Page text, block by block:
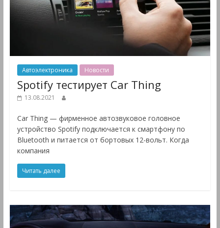
Автоэлектроника Новости
Spotify тестирует Car Thing
13.08.2021
Car Thing — фирменное автозвуковое головное
устройство Spotify подключается к смартфону по
Bluetooth и питается от бортовых 12-вольт. Когда
компания
Читать далее